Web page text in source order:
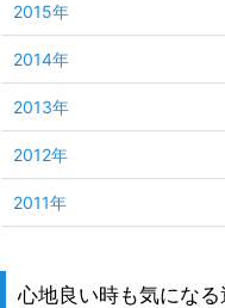
心地良い時も気になる
2015年
2014年
2013年
2012年
2011年